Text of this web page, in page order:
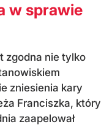
w sprawie
zgodna nie tylko
zniesienia kary
Franciszka, który
zaapelował